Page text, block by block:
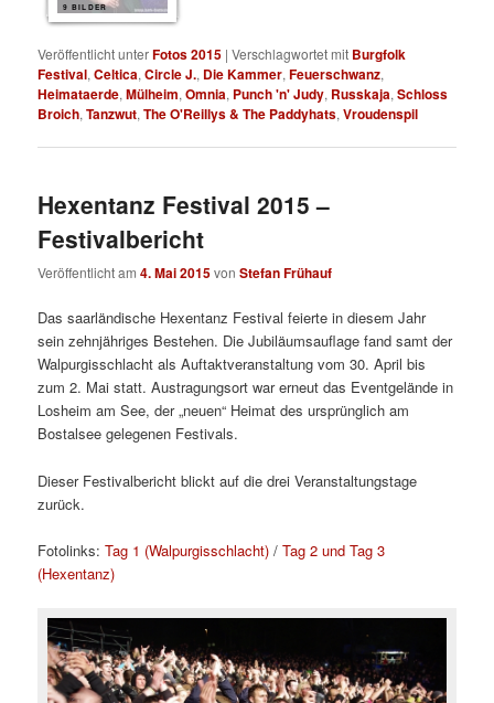
9 BILDER
Veröffentlicht unterFotos 2015 |Verschlagwortet mit Burgfolk
Festival,Celtica,Circle J., Die Kammer,Feuerschwanz,
Heimataerde,Mülheim,Omnia, Punch 'n' Judy, Russkaja,Schloss
Broich,Tanzwut,The O'Reillys & The Paddyhats,Vroudenspil
Hexentanz Festival 2015 –
Festivalbericht
Veröffentlicht am4. Mai 2015vonStefan Frühauf
Das saarländische Hexentanz Festival feierte in diesem Jahr
sein zehnjähriges Bestehen. Die Jubiläumsauflage fand samt der
Walpurgisschlacht als Auftaktveranstaltung vom 30. April bis
zum 2. Mai statt. Austragungsort war erneut das Eventgelände in
Losheim am See, der „neuen“ Heimat des ursprünglich am
Bostalsee gelegenen Festivals.
Dieser Festivalbericht blickt auf die drei Veranstaltungstage
zurück.
Fotolinks:Tag 1 (Walpurgisschlacht) /Tag 2 und Tag 3
(Hexentanz)